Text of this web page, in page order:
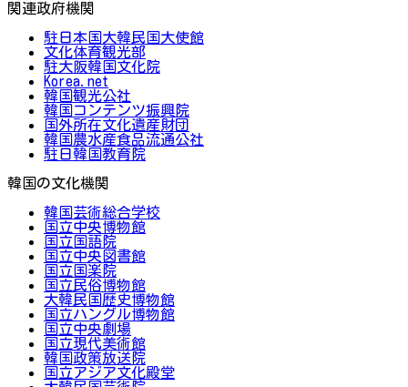
関連政府機関
駐日本国大韓民国大使館
文化体育観光部
駐大阪韓国文化院
Korea.net
韓国観光公社
韓国コンテンツ振興院
国外所在文化遺産財団
韓国農水産食品流通公社
駐日韓国教育院
韓国の文化機関
韓国芸術総合学校
国立中央博物館
国立国語院
国立中央図書館
国立国楽院
国立民俗博物館
大韓民国歴史博物館
国立ハングル博物館
国立中央劇場
国立現代美術館
韓国政策放送院
国立アジア文化殿堂